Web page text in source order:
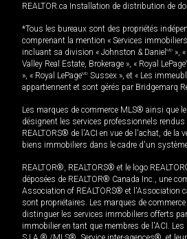
REALTOR.ca Installation de distribution de
*Tous les bureaux sont des propriétés
comprenant la mention « Services immobiliers
incluant sa division « Johnston & Daniel MD »,
Valley Real Estate, Brokerage », « Royal LePage
», « Royal LePageMD Sussex », et « Les
appartiennent et sont gérés par Bridgemarq
Les marques de commerce MLS® ainsi que
désignent les services professionnels rendus
REALTORS® de l'ACI en vue de l'achat, de la
biens immobiliers dans le cadre d'un
REALTOR®, REALTORS® et le logo
déposées de REALTOR® Canada Inc., une
Association of REALTORS® et l'Association
sont propriétaires. Les marques de
distinguer les services immobiliers offerts
immobilier en tant que membres de l'ACI.